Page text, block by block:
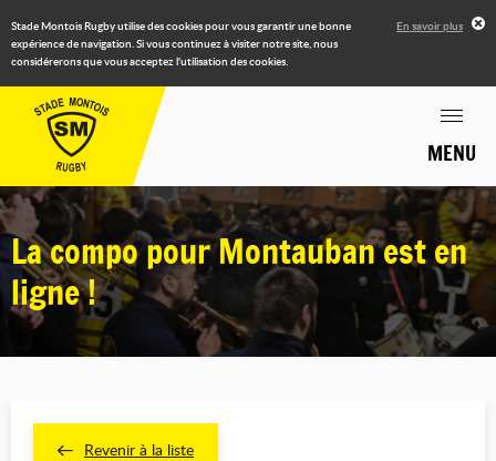
Stade Montois Rugby utilise des cookies pour vous garantir une bonne
expérience de navigation. Si vous continuez à visiter notre site, nous
considérerons que vous acceptez l'utilisation des cookies.
En savoir plus
MENU
La compo pour Montauban est en
ligne !
Revenir à la liste